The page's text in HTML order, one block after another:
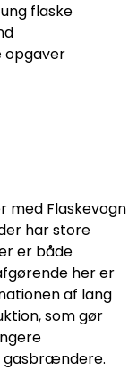
flaske
opgaver
med Flaskevogn
har store
er både
her er
af lang
som gør
gasbrændere.